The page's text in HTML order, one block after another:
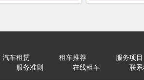
汽车租赁 租车推荐
服务项目
服务准则 在线租车 联